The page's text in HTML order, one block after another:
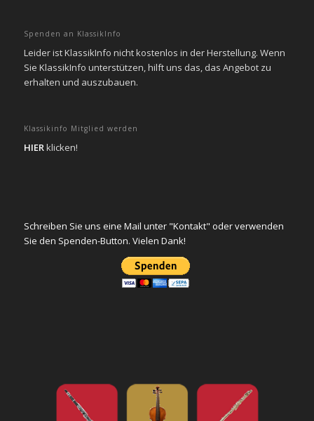
Spenden an KlassikInfo
Leider ist KlassikInfo nicht kostenlos in der Herstellung. Wenn
Sie KlassikInfo unterstützen, hilft uns das, das Angebot zu
erhalten und auszubauen.
Klassikinfo Mitglied werden
HIERklicken!
Schreiben Sie uns eine Mail unter "Kontakt" oder verwenden
Sie den Spenden-Button. Vielen Dank!